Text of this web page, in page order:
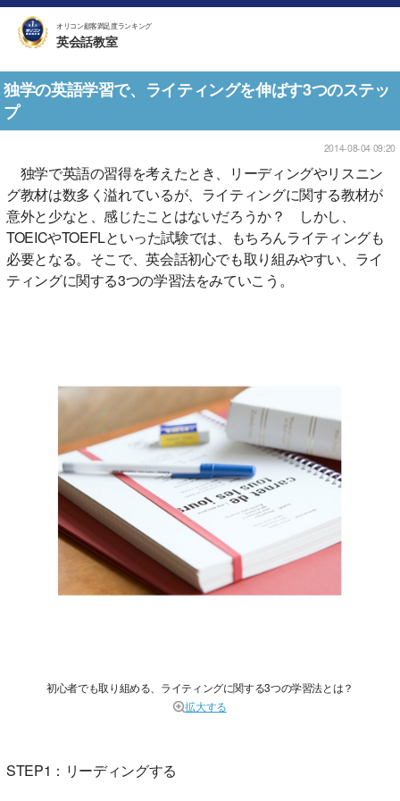
オリコン顧客満足度ランキング
英会話教室
独学の英語学習で、ライティングを伸ばす3つのステッ
プ
2014-08-04 09:20
独学で英語の習得を考えたとき、リーディングやリスニン
グ教材は数多く溢れているが、ライティングに関する教材が
意外と少なと、感じたことはないだろうか？ しかし、
TOEICやTOEFLといった試験では、もちろんライティングも
必要となる。そこで、英会話初心でも取り組みやすい、ライ
ティングに関する3つの学習法をみていこう。
初心者でも取り組める、ライティングに関する3つの学習法とは？
拡大する
STEP1：リーディングする